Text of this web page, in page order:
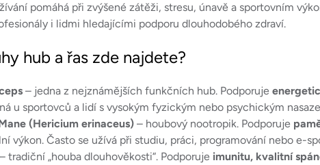
í
p
y
v
ý
p
pomáhá při zvýšené zátěži, stresu, únavě a sportovním
i lidmi hledajícími podporu dlouhodobého zdraví.
hub a řas zde najdete?
– jedna z nejznámějších funkčních hub. Podporuje
u sportovců a lidí s vysokým fyzickým nebo psychickým
Mane (Hericium erinaceus) – houbový nootropik. Podporuje
výkon. Často se užívá při studiu, práci, programování nebo e-
– tradiční „houba dlouhověkosti“. Podporuje imunitu, kvalitní